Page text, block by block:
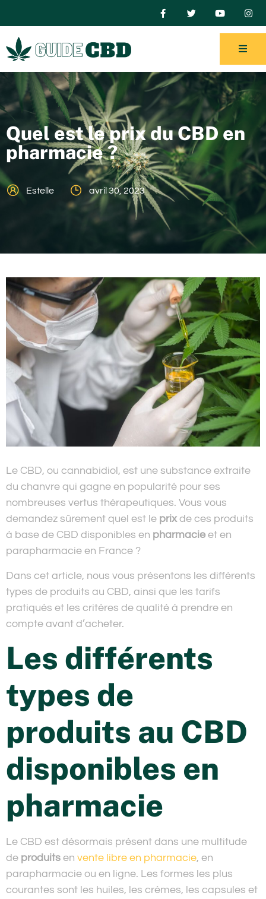
Quel est le prix du CBD en
pharmacie ?
Estelle avril 30, 2023
Le CBD, ou cannabidiol, est une substance extraite
du chanvre qui gagne en popularité pour ses
nombreuses vertus thérapeutiques. Vous vous
demandez sûrement quel est le prixde ces produits
à base de CBD disponibles en pharmacieet en
parapharmacie en France ?
Dans cet article, nous vous présentons les différents
types de produits au CBD, ainsi que les tarifs
pratiqués et les critères de qualité à prendre en
compte avant d’acheter.
Les différents
types de
produits au CBD
disponibles en
pharmacie
Le CBD est désormais présent dans une multitude
de produits en vente libre en pharmacie, en
parapharmacie ou en ligne. Les formes les plus
courantes sont les huiles, les crèmes, les capsules et